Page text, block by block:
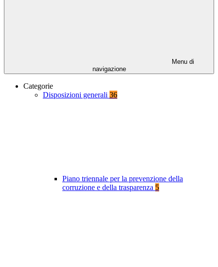
Menu di
navigazione
Categorie
Disposizioni generali 36
Piano triennale per la prevenzione della
corruzione e della trasparenza 5